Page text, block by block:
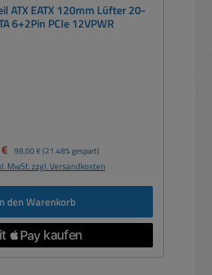
ATX EATX 120mm Lüfter 20-
6+2Pin PCIe 12VPWR
Regulärer Preis:
98,00 € (21.48% gespart)
MwSt. zzgl. Versandkosten
den Warenkorb